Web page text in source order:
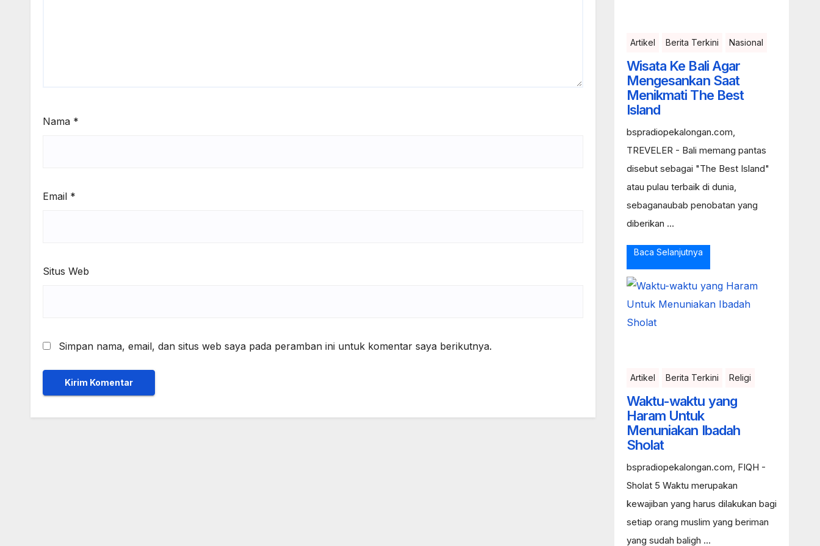
Nama *
Email *
Situs Web
Simpan nama, email, dan situs web saya pada peramban ini untuk komentar saya berikutnya.
Artikel Berita Terkini Nasional
Wisata Ke Bali Agar
Mengesankan Saat
Menikmati The Best
Island
bspradiopekalongan.com,
TREVELER - Bali memang pantas
disebut sebagai "The Best Island"
atau pulau terbaik di dunia,
sebaganaubab penobatan yang
diberikan ...
Baca Selanjutnya
Artikel Berita Terkini Religi
Waktu-waktu yang
Haram Untuk
Menuniakan Ibadah
Sholat
bspradiopekalongan.com, FIQH -
Sholat 5 Waktu merupakan
kewajiban yang harus dilakukan bagi
setiap orang muslim yang beriman
yang sudah baligh ...